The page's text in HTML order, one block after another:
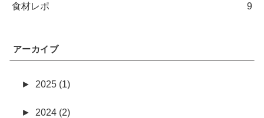
食材レポ 9
アーカイブ
► 2025 (1)
► 2024 (2)